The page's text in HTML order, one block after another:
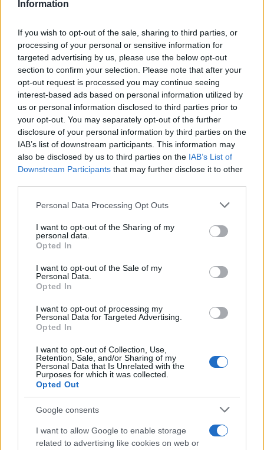
Information
If you wish to opt-out of the sale, sharing to third parties, or
processing of your personal or sensitive information for
targeted advertising by us, please use the below opt-out
section to confirm your selection. Please note that after your
opt-out request is processed you may continue seeing
interest-based ads based on personal information utilized by
us or personal information disclosed to third parties prior to
your opt-out. You may separately opt-out of the further
disclosure of your personal information by third parties on the
IAB’s list of downstream participants. This information may
also be disclosed by us to third parties on the IAB’s List of
Downstream Participants that may further disclose it to other
Please note that this website/app uses one or more Google
not limited to your visit or usage behaviour. You may click to
grant or deny consent to Google and its third-party tags to
use your data for below specified purposes in below Google
consent section.
Personal Data Processing Opt Outs
I want to opt-out of the Sharing of my
personal data.
Opted In
I want to opt-out of the Sale of my
Personal Data.
Opted In
I want to opt-out of processing my
Personal Data for Targeted Advertising.
Opted In
I want to opt-out of Collection, Use,
Retention, Sale, and/or Sharing of my
Personal Data that Is Unrelated with the
Purposes for which it was collected.
Opted Out
Google consents
I want to allow Google to enable storage
related to advertising like cookies on web or
Inviaci le tue segnalazioni,
i tuoi video e le tue foto
Su WhatsApp al numero +39
345 356 7512
Ricevi le nostre ultime news
daGoogle News
F
a
ce
b
o
o
k
T
w
it
r
Pi
n
te
st
h
at
A
p
p
h
a
Articolo precedente
NOTIZIE RECENTI
Le previsioni meteo per il weekend a Olbia e in
Gallura